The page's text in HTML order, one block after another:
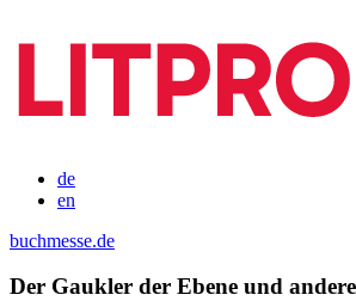
de
en
buchmesse.de
Der Gaukler der Ebene und